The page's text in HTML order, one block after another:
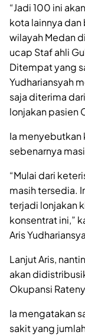
“Jadi 100 ini
kota lainnya
wilayah Medan
ucap Staf ahli
Ditempat yang
Yudhariansyah
saja diterima
lonjakan pasien
Ia menyebutkan
sebenarnya
“Mulai dari
masih tersedia.
terjadi lonjakan
konsentrat ini,”
Aris
Lanjut Aris,
akan
Okupansi
Ia mengatakan
sakit yang